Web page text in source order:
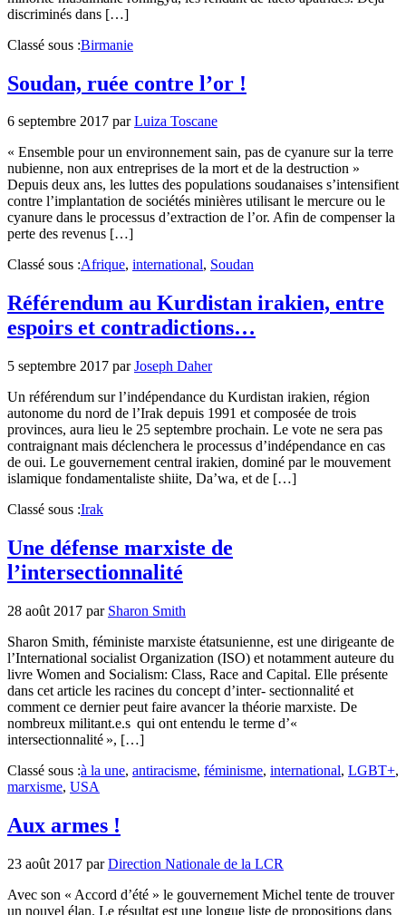
discriminés dans […]
Classé sous :Birmanie
Soudan, ruée contre l’or !
6 septembre 2017 parLuiza Toscane
« Ensemble pour un environnement sain, pas de cyanure sur la terre
nubienne, non aux entreprises de la mort et de la destruction »
Depuis deux ans, les luttes des populations soudanaises s’intensifient
contre l’implantation de sociétés minières utilisant le mercure ou le
cyanure dans le processus d’extraction de l’or. Afin de compenser la
perte des revenus […]
Classé sous :Afrique, international, Soudan
Référendum au Kurdistan irakien, entre
espoirs et contradictions…
5 septembre 2017 parJoseph Daher
Un référendum sur l’indépendance du Kurdistan irakien, région
autonome du nord de l’Irak depuis 1991 et composée de trois
provinces, aura lieu le 25 septembre prochain. Le vote ne sera pas
contraignant mais déclenchera le processus d’indépendance en cas
de oui. Le gouvernement central irakien, dominé par le mouvement
islamique fondamentaliste shiite, Da’wa, et de […]
Classé sous :Irak
Une défense marxiste de
l’intersectionnalité
28 août 2017 par Sharon Smith
Sharon Smith, féministe marxiste étatsunienne, est une dirigeante de
l’International socialist Organization (ISO) et notamment auteure du
livre Women and Socialism: Class, Race and Capital. Elle présente
dans cet article les racines du concept d’inter- sectionnalité et
comment ce dernier peut faire avancer la théorie marxiste. De
nombreux militant.e.s qui ont entendu le terme d’«
intersectionnalité », […]
Classé sous :à la une, antiracisme, féminisme, international, LGBT+,
marxisme, USA
Aux armes !
23 août 2017 parDirection Nationale de la LCR
Avec son « Accord d’été » le gouvernement Michel tente de trouver
un nouvel élan. Le résultat est une longue liste de propositions dans